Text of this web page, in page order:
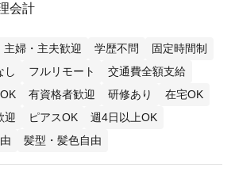
会計
主婦・主夫歓迎 学歴不問
固定時間制
し フルリモート
交通費全額支給
有資格者歓迎 研修あり
在宅OK
迎 ピアスOK
週4日以上OK
髪型・髪色自由